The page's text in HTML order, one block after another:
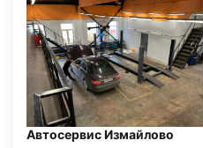
Автосервис Измайлово